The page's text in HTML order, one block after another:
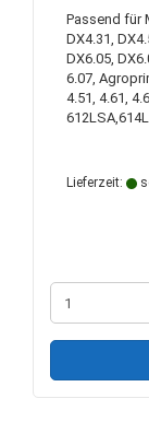
Passend für
DX4.31,
DX6.05,
6.07,
4.51, 4.61,
Lieferzeit: